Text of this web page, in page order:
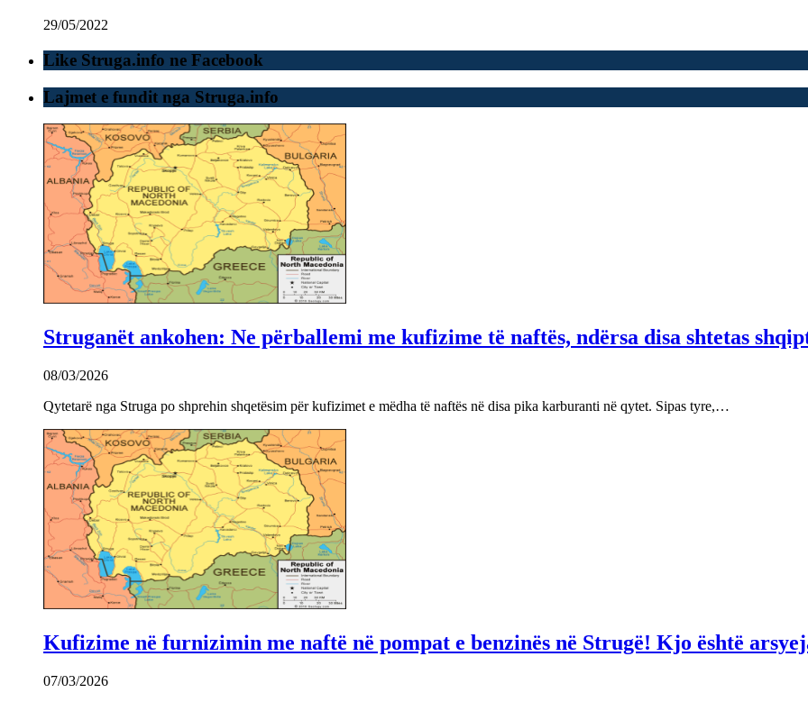
29/05/2022
Like Struga.info ne Facebook
Lajmet e fundit nga Struga.info
Struganët ankohen: Ne përballemi me kufizime të naftës, ndërsa disa shtetas
08/03/2026
Qytetarë nga Struga po shprehin shqetësim për kufizimet e mëdha të naftës në disa pika karburanti në qytet. Sipas tyre,…
Kufizime në furnizimin me naftë në pompat e benzinës në Strugë! Kjo është
07/03/2026